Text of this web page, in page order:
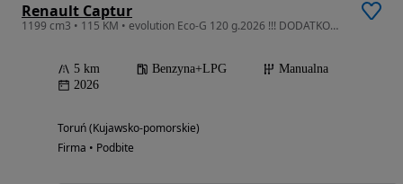
Renault Captur
1199 cm3 • 115 KM • evolution Eco-G 120 g.2026 !!! DODATKOWY RABAT !!!
5 km Benzyna+LPG
Manualna
2026
Toruń (Kujawsko-pomorskie)
Firma • Podbite